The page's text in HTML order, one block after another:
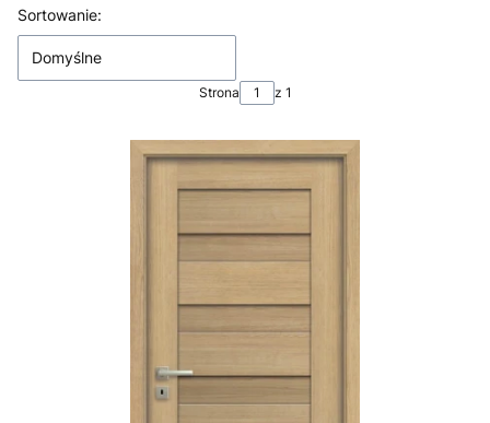
Lista produktów
Sortowanie:
Domyślne
Strona z 1